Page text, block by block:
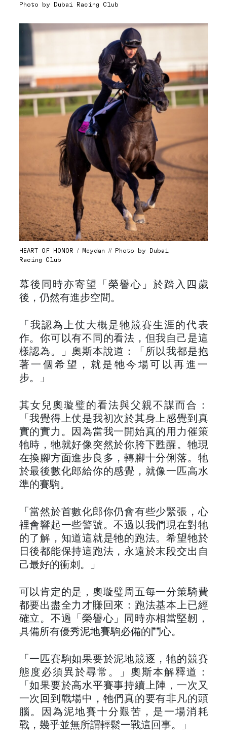
Photo by Dubai Racing Club
HEART OF HONOR / Meydan // Photo by Dubai
Racing Club
幕後同時亦寄望「榮譽心」於踏入四歲
後，仍然有進步空間。
「我認為上仗大概是牠競賽生涯的代表
作。你可以有不同的看法，但我自己是這
樣認為。」奧斯本說道：「所以我都是抱
著一個希望，就是牠今場可以再進一
步。」
其女兒奧璇璧的看法與父親不謀而合：
「我覺得上仗是我初次於其身上感覺到真
實的實力。因為當我一開始真的用力催策
牠時，牠就好像突然於你胯下甦醒。牠現
在換腳方面進步良多，轉腳十分俐落。牠
於最後數化郎給你的感覺，就像一匹高水
準的賽駒。
「當然於首數化郎你仍會有些少緊張，心
裡會響起一些警號。不過以我們現在對牠
的了解，知道這就是牠的跑法。希望牠於
日後都能保持這跑法，永遠於末段交出自
己最好的衝刺。」
可以肯定的是，奧璇璧周五每一分策騎費
都要出盡全力才賺回來：跑法基本上已經
確立。不過「榮譽心」同時亦相當堅韌，
具備所有優秀泥地賽駒必備的鬥心。
「一匹賽駒如果要於泥地競逐，牠的競賽
態度必須異於尋常。」奧斯本解釋道：
「如果要於高水平賽事持續上陣，一次又
一次回到戰場中，牠們真的要有非凡的頭
腦。因為泥地賽十分艱苦，是一場消耗
戰，幾乎並無所謂輕鬆一戰這回事。」